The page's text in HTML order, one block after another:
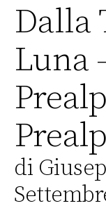
Dalla
Luna
di